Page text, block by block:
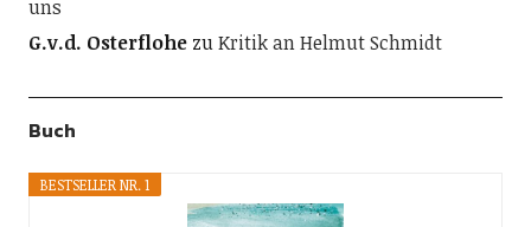
uns
G.v.d. OsterflohezuKritik an Helmut Schmidt
Buch
BESTSELLER NR. 1